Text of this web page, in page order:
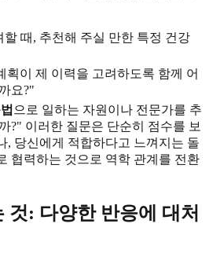
때, 추천해 주실 만한 특정 건강
획이 제 이력을 고려하도록 함께 어
요?"
으로 일하는 자원이나 전문가를 추
?" 이러한 질문은 단순히 점수를 보
, 당신에게 적합하다고 느껴지는 돌
협력하는 것으로 역학 관계를 전환
것: 다양한 반응에 대처